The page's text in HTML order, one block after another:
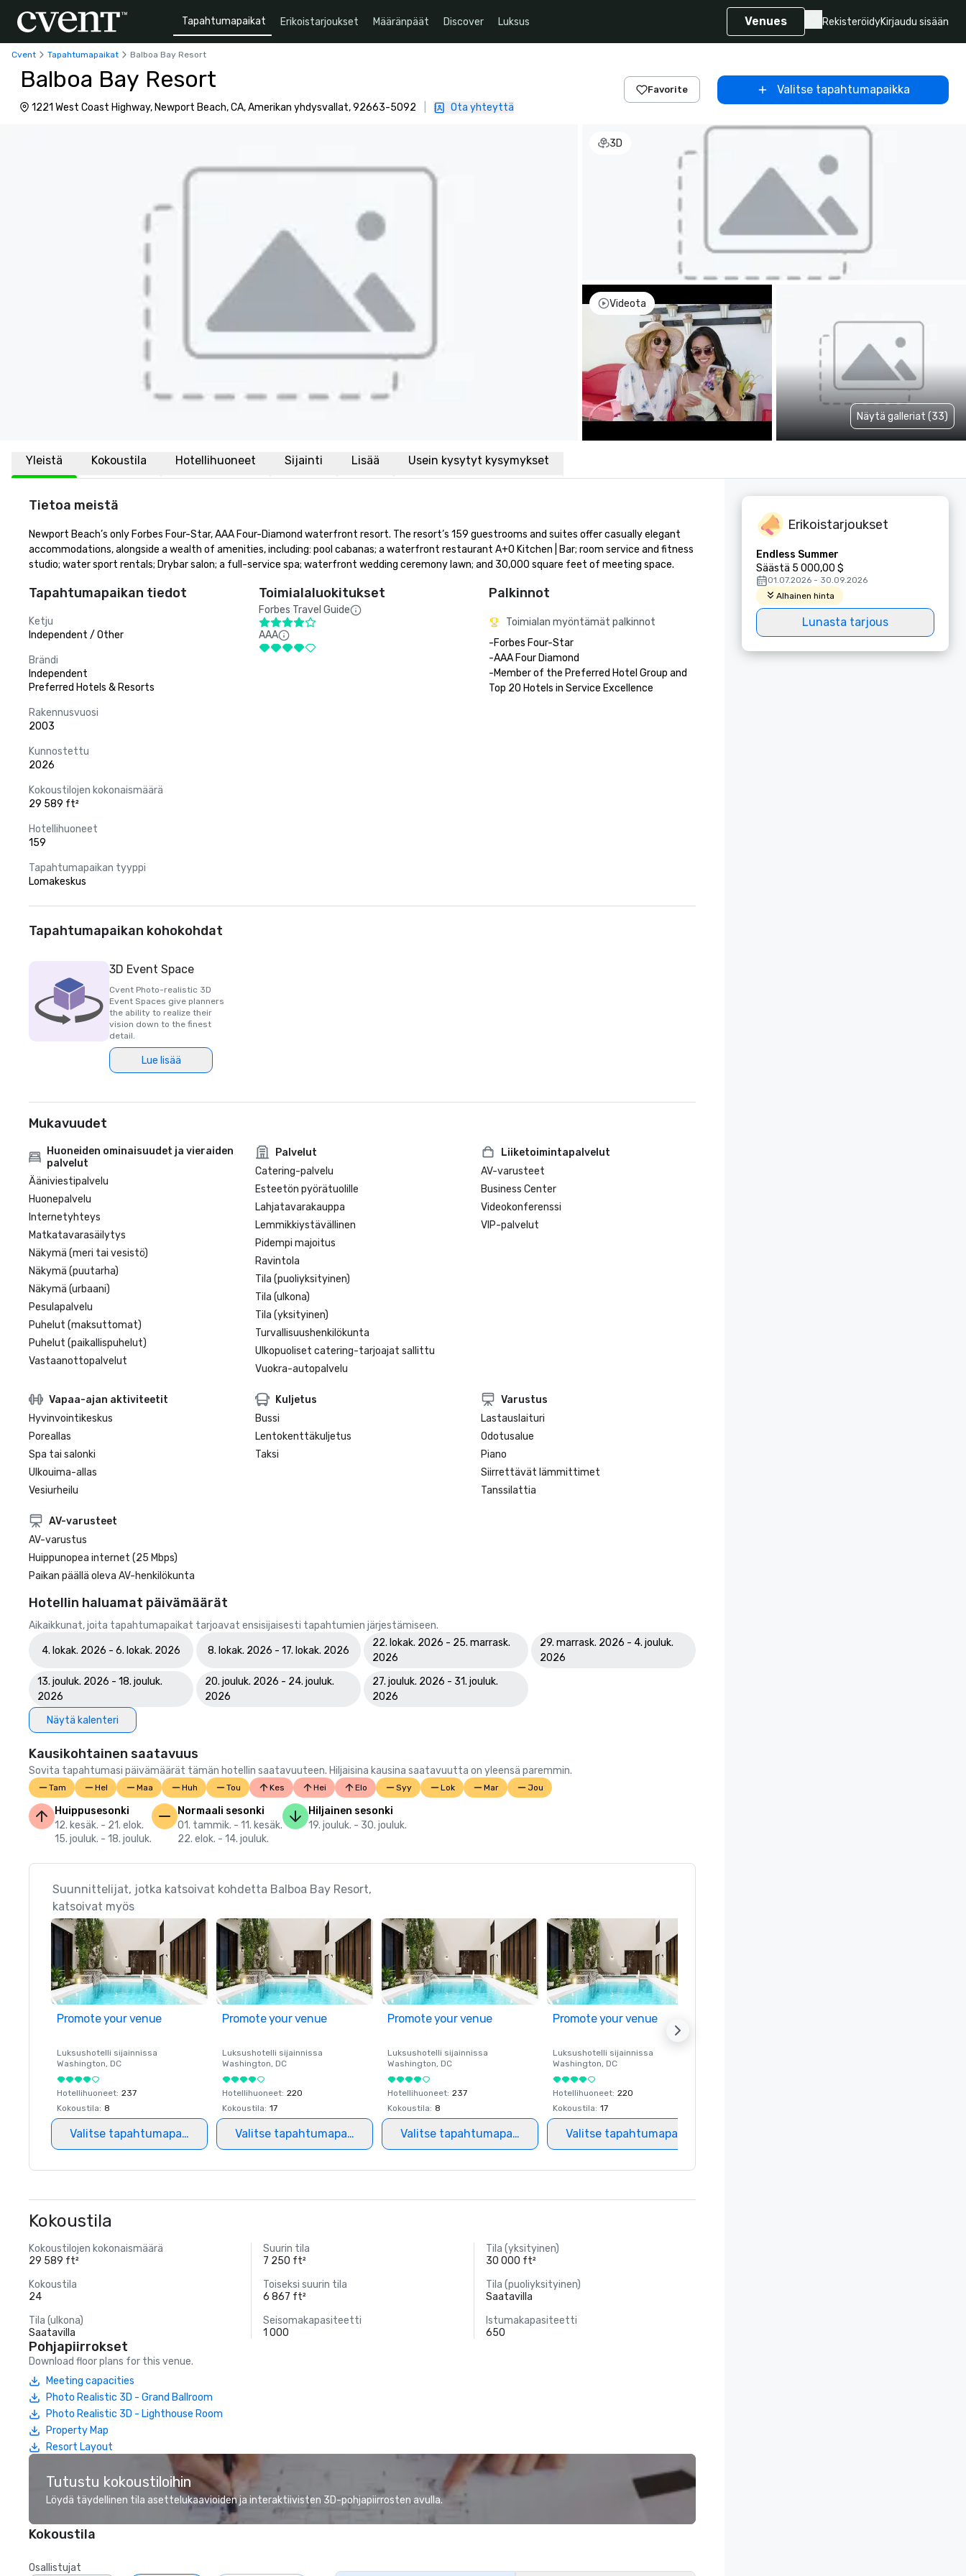
Tapahtumapaikat Erikoistarjoukset Määränpäät Discover Luksus Venues RekisteröidyKirjaudu sisään
Cvent Tapahtumapaikat Balboa Bay Resort
Balboa Bay Resort
1221 West Coast Highway, Newport Beach, CA, Amerikan yhdysvallat, 92663-5092 Ota yhteyttä
Favorite Valitse tapahtumapaikka
3D
Videota
Näytä galleriat (33)
Yleistä Kokoustila Hotellihuoneet Sijainti Lisää Usein kysytyt kysymykset
Tietoa meistä
Newport Beach’s only Forbes Four-Star, AAA Four-Diamond waterfront resort. The resort’s 159 guestrooms and suites offer casually elegant
accommodations, alongside a wealth of amenities, including: pool cabanas; a waterfront restaurant A+O Kitchen | Bar; room service and fitness
studio; water sport rentals; Drybar salon; a full-service spa; waterfront wedding ceremony lawn; and 30,000 square feet of meeting space.
Tapahtumapaikan tiedot
Ketju
Independent / Other
Brändi
Independent
Preferred Hotels & Resorts
Rakennusvuosi
2003
Kunnostettu
2026
Kokoustilojen kokonaismäärä
29 589 ft²
Hotellihuoneet
159
Tapahtumapaikan tyyppi
Lomakeskus
Toimialaluokitukset
Forbes Travel Guide
AAA
Palkinnot
Toimialan myöntämät palkinnot
-Forbes Four-Star
-AAA Four Diamond
-Member of the Preferred Hotel Group and
Tapahtumapaikan kohokohdat
3D Event Space
Cvent Photo-realistic 3D
Event Spaces give planners
the ability to realize their
vision down to the finest
detail.
Lue lisää
Mukavuudet
Huoneiden ominaisuudet ja vieraiden
palvelut
Ääniviestipalvelu
Huonepalvelu
Internetyhteys
Matkatavarasäilytys
Näkymä (meri tai vesistö)
Näkymä (puutarha)
Näkymä (urbaani)
Pesulapalvelu
Puhelut (maksuttomat)
Puhelut (paikallispuhelut)
Vastaanottopalvelut
Palvelut
Catering-palvelu
Esteetön pyörätuolille
Lahjatavarakauppa
Lemmikkiystävällinen
Pidempi majoitus
Ravintola
Tila (puoliyksityinen)
Tila (ulkona)
Tila (yksityinen)
Turvallisuushenkilökunta
Ulkopuoliset catering-tarjoajat sallittu
Vuokra-autopalvelu
Liiketoimintapalvelut
AV-varusteet
Business Center
Videokonferenssi
VIP-palvelut
Vapaa-ajan aktiviteetit
Hyvinvointikeskus
Poreallas
Spa tai salonki
Ulkouima-allas
Vesiurheilu
Kuljetus
Bussi
Lentokenttäkuljetus
Taksi
Varustus
Lastauslaituri
Odotusalue
Piano
Siirrettävät lämmittimet
Tanssilattia
AV-varusteet
AV-varustus
Huippunopea internet (25 Mbps)
Paikan päällä oleva AV-henkilökunta
Hotellin haluamat päivämäärät
Aikaikkunat, joita tapahtumapaikat tarjoavat ensisijaisesti tapahtumien järjestämiseen.
4. lokak. 2026 - 6. lokak. 2026 8. lokak. 2026 - 17. lokak. 2026
22. lokak. 2026 - 25. marrask.
2026
29. marrask. 2026 - 4. jouluk.
2026
13. jouluk. 2026 - 18. jouluk.
2026
20. jouluk. 2026 - 24. jouluk.
2026
27. jouluk. 2026 - 31. jouluk.
2026
Näytä kalenteri
Kausikohtainen saatavuus
Sovita tapahtumasi päivämäärät tämän hotellin saatavuuteen. Hiljaisina kausina saatavuutta on yleensä paremmin.
Tam Hel Maa Huh Tou Kes Hei Elo Syy Lok Mar Jou
Huippusesonki
12. kesäk. - 21. elok.
15. jouluk. - 18. jouluk.
Normaali sesonki
01. tammik. - 11. kesäk.
22. elok. - 14. jouluk.
Hiljainen sesonki
19. jouluk. - 30. jouluk.
Suunnittelijat, jotka katsoivat kohdetta Balboa Bay Resort,
katsoivat myös
Promote your venue
Luksushotelli sijainnissa
Washington, DC
Hotellihuoneet: 237
Kokoustila: 8
Valitse tapahtumapaikka
Promote your venue
Luksushotelli sijainnissa
Washington, DC
Hotellihuoneet: 220
Kokoustila: 17
Valitse tapahtumapaikka
Promote your venue
Luksushotelli sijainnissa
Washington, DC
Hotellihuoneet: 237
Kokoustila: 8
Valitse tapahtumapaikka
Promote your venue
Luksushotelli sijainnissa
Washington, DC
Hotellihuoneet: 220
Kokoustila: 17
Valitse tapahtumapaikka
Kokoustila
Kokoustilojen kokonaismäärä
29 589 ft²
Suurin tila
7 250 ft²
Tila (yksityinen)
30 000 ft²
Kokoustila
24
Toiseksi suurin tila
6 867 ft²
Tila (puoliyksityinen)
Saatavilla
Tila (ulkona)
Saatavilla
Seisomakapasiteetti
1 000
Istumakapasiteetti
650
Pohjapiirrokset
Download floor plans for this venue.
Meeting capacities
Photo Realistic 3D - Grand Ballroom
Photo Realistic 3D - Lighthouse Room
Property Map
Resort Layout
Tutustu kokoustiloihin
Löydä täydellinen tila asettelukaavioiden ja interaktiivisten 3D-pohjapiirrosten avulla.
Kokoustila
Osallistujat
Erikoistarjoukset
Endless Summer
Säästä 5 000,00 $
01.07.2026 - 30.09.2026
Alhainen hinta
Lunasta tarjous